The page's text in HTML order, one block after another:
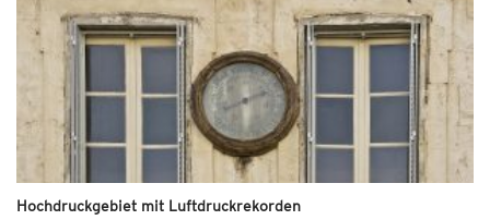
Hochdruckgebiet mit Luftdruckrekorden